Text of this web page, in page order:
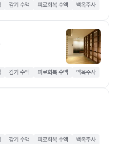
감기 수액 피로회복 수액 백옥주사
감기 수액 피로회복 수액 백옥주사
감기 수액 피로회복 수액 백옥주사